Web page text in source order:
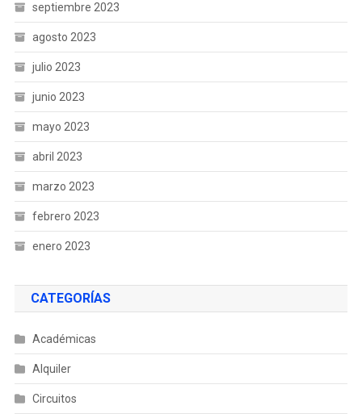
septiembre 2023
agosto 2023
julio 2023
junio 2023
mayo 2023
abril 2023
marzo 2023
febrero 2023
enero 2023
CATEGORÍAS
Académicas
Alquiler
Circuitos